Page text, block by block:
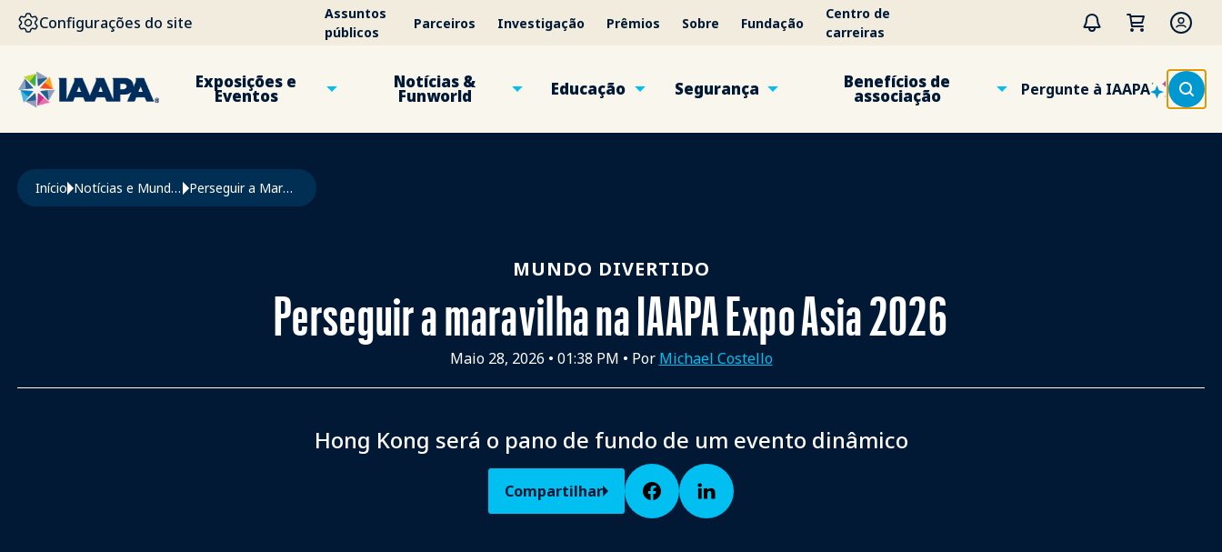
PASSAR PARA O CONTEÚDO PRINCIPAL
Configurações do site
Assuntos
públicos
Parceiros Investigação Prêmios Sobre Fundação
Centro de
carreiras
Exposições e
Eventos
Notícias &
Funworld Educação Segurança Benefícios de
associação Pergunte à IAAPA
Navegação estrutural
Início Notícias e Mundo Da Diversão Perseguir a Maravilha Na IAAPA Expo Asia 2026
MUNDO DIVERTIDO
Perseguir a maravilha na IAAPA Expo Asia 2026
Maio 28, 2026 • 01:38 PM • Por Michael Costello
Hong Kong será o pano de fundo de um evento dinâmico
Compartilhar